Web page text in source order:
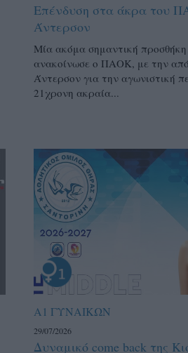
Επένδυση στα άκρα του
Άντερσον
Μία ακόμα σημαντική
ανακοίνωσε ο ΠΑΟΚ, με την
Άντερσον για την αγωνιστική
21χρονη ακραία...
Α1 ΓΥΝΑΙΚΩΝ
29/07/2026
Δυναμικό come back της